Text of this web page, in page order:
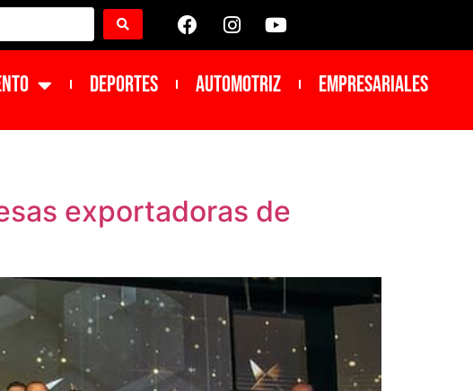
DEPORTES Automotriz Empresariales
exportadoras de